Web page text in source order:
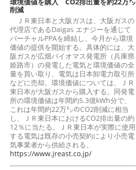
削減
ＪＲ東日本と大阪ガスは、大阪ガスの
代理店であるDaigas エナジーを通じて
バーチャルPPAを締結し、今月から環境
価値の提供を開始する。具体的には、大
阪ガスが広畑バイオマス発電所（兵庫県
姫路市）の発電した電気と環境価値の全
量を買い取り、電気は日本卸電力取引所
などに売却。環境価値については、ＪＲ
東日本が大阪ガスから購入する。同発電
所の環境価値は年間約5.3億kWh分で、
これは年間約22万㌧のCO2削減に相当
し、ＪＲ東日本におけるCO2排出量の約
12％に当たる。ＪＲ東日本が実際に使用
する電気は既存の小売契約により小売電
気事業者から供給される。
https://www.jreast.co.jp/